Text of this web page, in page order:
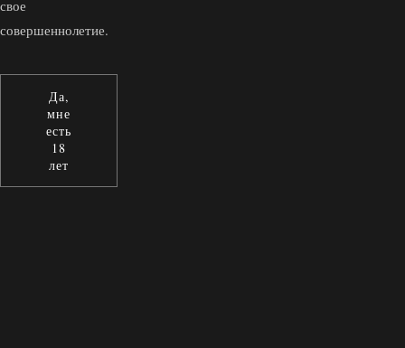
свое
совершеннолетие.
Да,
мне
есть
18
лет